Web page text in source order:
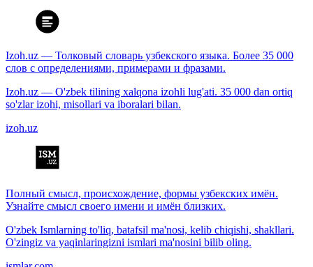
Izoh.uz — Толковый словарь узбекского языка. Более 35 000
слов с определениями, примерами и фразами.
Izoh.uz — O'zbek tilining xalqona izohli lug'ati. 35 000 dan ortiq
so'zlar izohi, misollari va iboralari bilan.
izoh.uz
Полный смысл, происхождение, формы узбекских имён.
Узнайте смысл своего имени и имён близких.
O'zbek Ismlarning to'liq, batafsil ma'nosi, kelib chiqishi, shakllari.
O'zingiz va yaqinlaringizni ismlari ma'nosini bilib oling.